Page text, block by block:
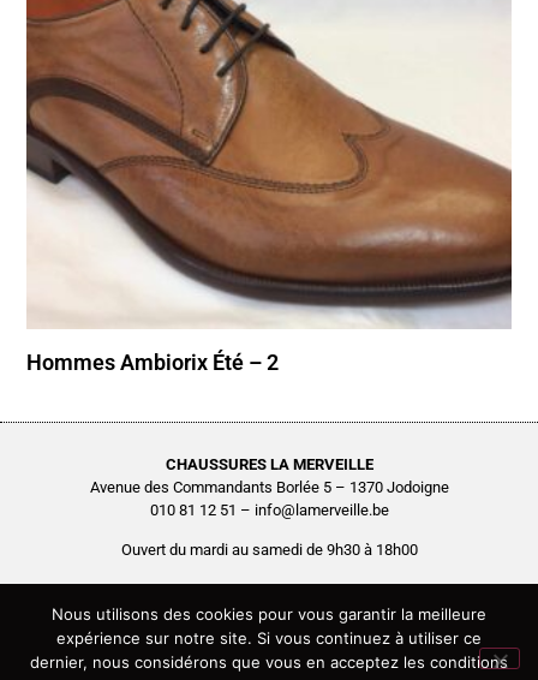
Hommes Ambiorix Été – 2
CHAUSSURES LA MERVEILLE
Avenue des Commandants Borlée 5 – 1370 Jodoigne
010 81 12 51 – info@lamerveille.be
Ouvert du mardi au samedi de 9h30 à 18h00
Chaussures Quertémont SRL
BCE0416.261.048
Copyright © 2026 Chaussures La Merveille – Tous droits réservés
Site réalisé par
Nous utilisons des cookies pour vous garantir la meilleure
expérience sur notre site. Si vous continuez à utiliser ce
dernier, nous considérons que vous en acceptez les conditions